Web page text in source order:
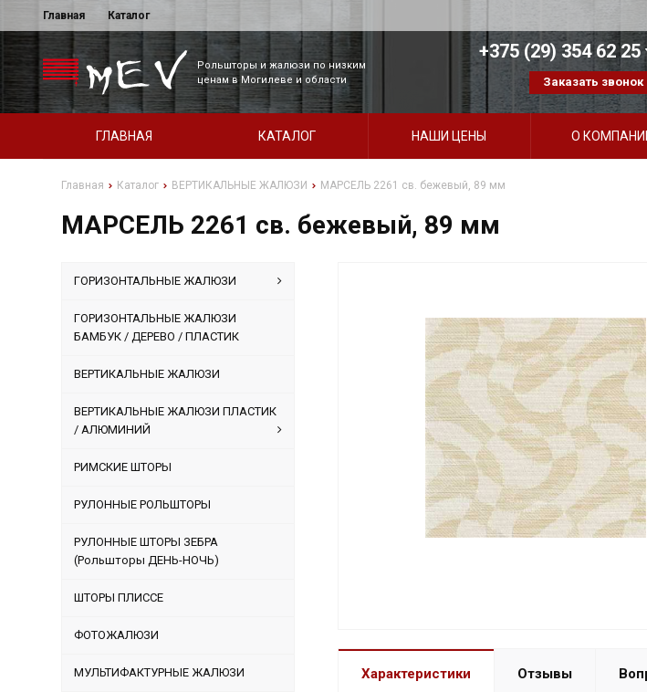
Главная Каталог
Рольшторы и жалюзи по низким
ценам в Могилеве и области
+375 (29) 354 62 25
Заказать звонок
ГЛАВНАЯ КАТАЛОГ НАШИ ЦЕНЫ О
Главная Каталог ВЕРТИКАЛЬНЫЕ ЖАЛЮЗИ МАРСЕЛЬ 2261 св. бежевый, 89 мм
МАРСЕЛЬ 2261 св. бежевый, 89 мм
ГОРИЗОНТАЛЬНЫЕ ЖАЛЮЗИ
ГОРИЗОНТАЛЬНЫЕ ЖАЛЮЗИ
БАМБУК / ДЕРЕВО / ПЛАСТИК
ВЕРТИКАЛЬНЫЕ ЖАЛЮЗИ
ВЕРТИКАЛЬНЫЕ ЖАЛЮЗИ ПЛАСТИК
/ АЛЮМИНИЙ
РИМСКИЕ ШТОРЫ
РУЛОННЫЕ РОЛЬШТОРЫ
РУЛОННЫЕ ШТОРЫ ЗЕБРА
(Рольшторы ДЕНЬ-НОЧЬ)
ШТОРЫ ПЛИССЕ
ФОТОЖАЛЮЗИ
МУЛЬТИФАКТУРНЫЕ ЖАЛЮЗИ Характеристики Отзывы